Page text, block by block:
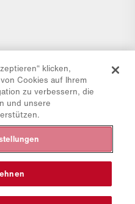
klicken,
Cookies auf Ihrem
zu verbessern, die
und unsere